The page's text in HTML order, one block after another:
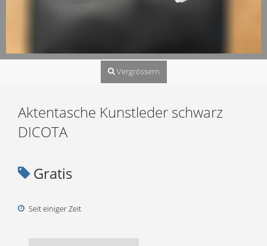
Vergrössern
Aktentasche Kunstleder schwarz
DICOTA
Gratis
Seit einiger Zeit